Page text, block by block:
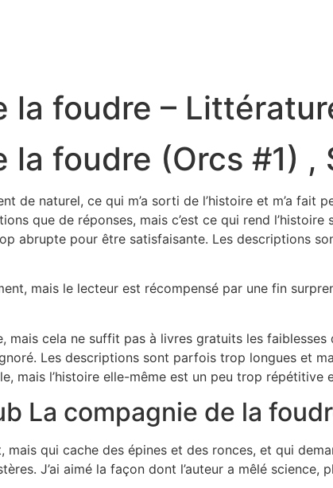
la foudre –
la foudre (Orcs #1) ,
de naturel, ce qui m’a sorti de l’histoire et m’a fait
que de réponses, mais c’est ce qui rend
abrupte pour être satisfaisante. Les descriptions
mais le lecteur est récompensé par une fin
mais cela ne suffit pas à livres gratuits les
Les descriptions sont parfois trop longues et
mais l’histoire elle-même est un peu trop répétitive
La compagnie de la
qui cache des épines et des ronces, et qui
J’ai aimé la façon dont l’auteur a mêlé science,